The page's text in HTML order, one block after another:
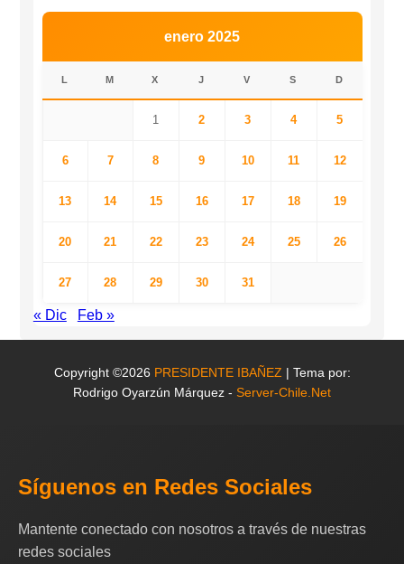
enero 2025
L M X J V S D
1 2 3 4 5
6 7 8 9 10 11 12
13 14 15 16 17 18 19
20 21 22 23 24 25 26
27 28 29 30 31
« Dic Feb »
Copyright ©2026 PRESIDENTE IBAÑEZ | Tema por:
Rodrigo Oyarzún Márquez - Server-Chile.Net
Síguenos en Redes Sociales
Mantente conectado con nosotros a través de nuestras
redes sociales